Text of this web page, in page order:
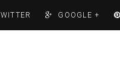
GOOGLE +